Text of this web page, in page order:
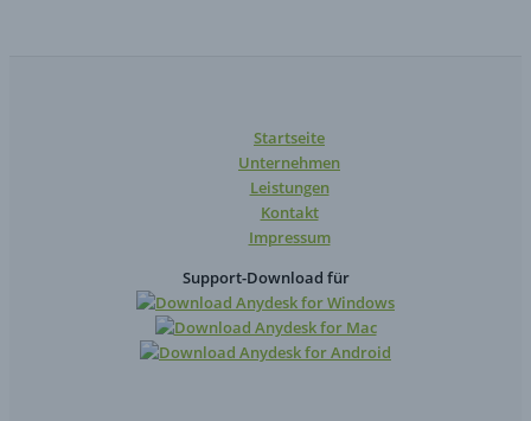
Startseite
Unternehmen
Leistungen
Kontakt
Impressum
Support-Download für